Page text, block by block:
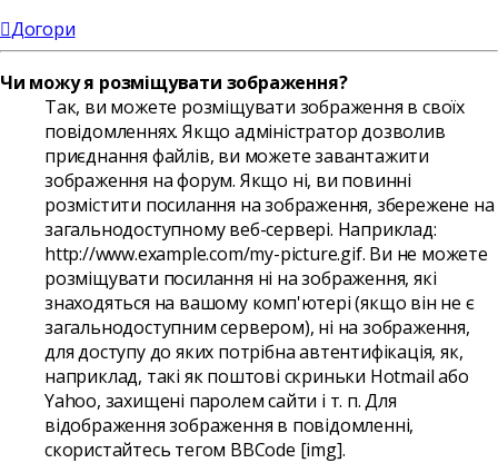
Догори
Чи можу я розміщувати зображення?
Так, ви можете розміщувати зображення в своїх
повідомленнях. Якщо адміністратор дозволив
приєднання файлів, ви можете завантажити
зображення на форум. Якщо ні, ви повинні
розмістити посилання на зображення, збережене на
загальнодоступному веб-сервері. Наприклад:
http://www.example.com/my-picture.gif. Ви не можете
розміщувати посилання ні на зображення, які
знаходяться на вашому комп'ютері (якщо він не є
загальнодоступним сервером), ні на зображення,
для доступу до яких потрібна автентифікація, як,
наприклад, такі як поштові скриньки Hotmail або
Yahoo, захищені паролем сайти і т. п. Для
відображення зображення в повідомленні,
скористайтесь тегом BBCode [img].